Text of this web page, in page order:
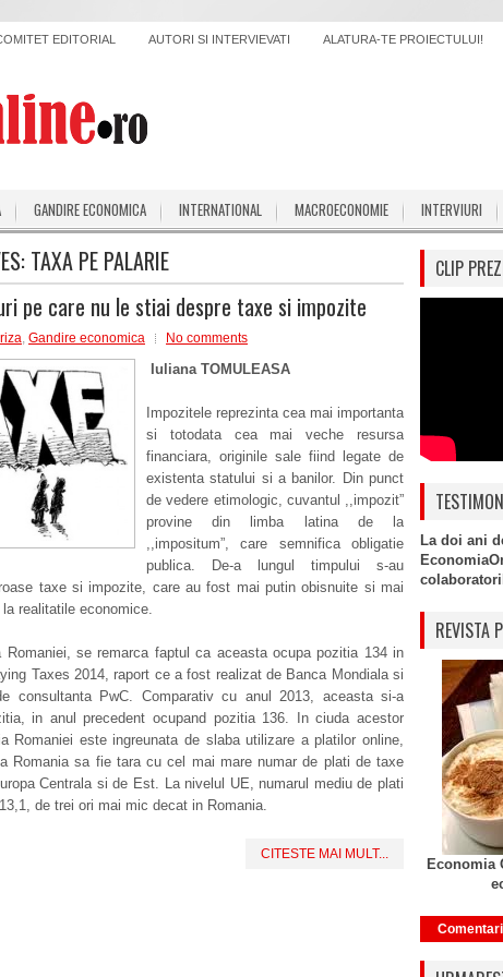
EDITORIAL AUTORI SI INTERVIEVATI ALATURA-TE PROIECTULUI!
GANDIRE ECONOMICA INTERNATIONAL MACROECONOMIE INTERVIURI
TAXA PE PALARIE
pe care nu le stiai despre taxe si impozite
, Gandire economica No comments
Iuliana TOMULEASA
Impozitele reprezinta cea mai importanta
si totodata cea mai veche resursa
financiara, originile sale fiind legate de
existenta statului si a banilor. Din punct
de vedere etimologic, cuvantul ,,impozit”
provine din limba latina de la
,,impositum”, care semnifica obligatie
publica. De-a lungul timpului s-au
taxe si impozite, care au fost mai putin obisnuite si mai
realitatile economice.
Romaniei, se remarca faptul ca aceasta ocupa pozitia 134 in
Taxes 2014, raport ce a fost realizat de Banca Mondiala si
consultanta PwC. Comparativ cu anul 2013, aceasta si-a
in anul precedent ocupand pozitia 136. In ciuda acestor
Romaniei este ingreunata de slaba utilizare a platilor online,
Romania sa fie tara cu cel mai mare numar de plati de taxe
Centrala si de Est. La nivelul UE, numarul mediu de plati
de trei ori mai mic decat in Romania.
CITESTE MAI MULT...
CLIP
La doi ani
REVISTA
Economia